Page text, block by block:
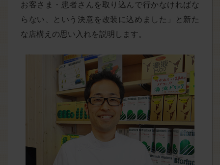
お客さま・患者さんを取り込んで行かなければな
らない、という決意を改装に込めました」と新た
な店構えの思い入れを説明します。